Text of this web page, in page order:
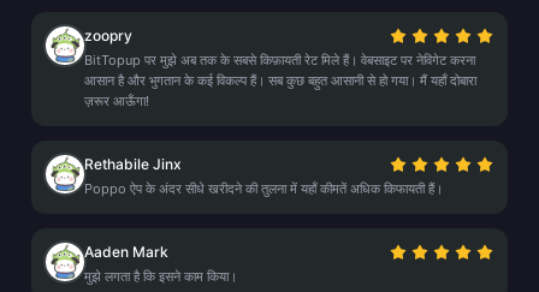
zoopry
BitTopup पर मुझे अब तक के सबसे किफ़ायती रेट मिले हैं। वेबसाइट पर नेविगेट करना
आसान है और भुगतान के कई विकल्प हैं। सब कुछ बहुत आसानी से हो गया। मैं यहाँ दोबारा
ज़रूर आऊँगा!
Rethabile Jinx
Poppo ऐप के अंदर सीधे खरीदने की तुलना में यहाँ कीमतें अधिक किफायती हैं।
Aaden Mark
मुझे लगता है कि इसने काम किया।